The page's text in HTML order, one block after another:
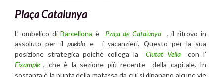
Plaça Catalunya
L’ ombelico diBarcellona è Plaça de Catalunya
, il ritrovo in
assoluto per ilpueblo e i vacanzieri. Questo per la sua
posizione strategica poiché collega laCiutat Vella
con l’
Eixample, che è la sezione più recente della capitale. In
sostanza è la punta della matassa da cui si dipanano alcune vie